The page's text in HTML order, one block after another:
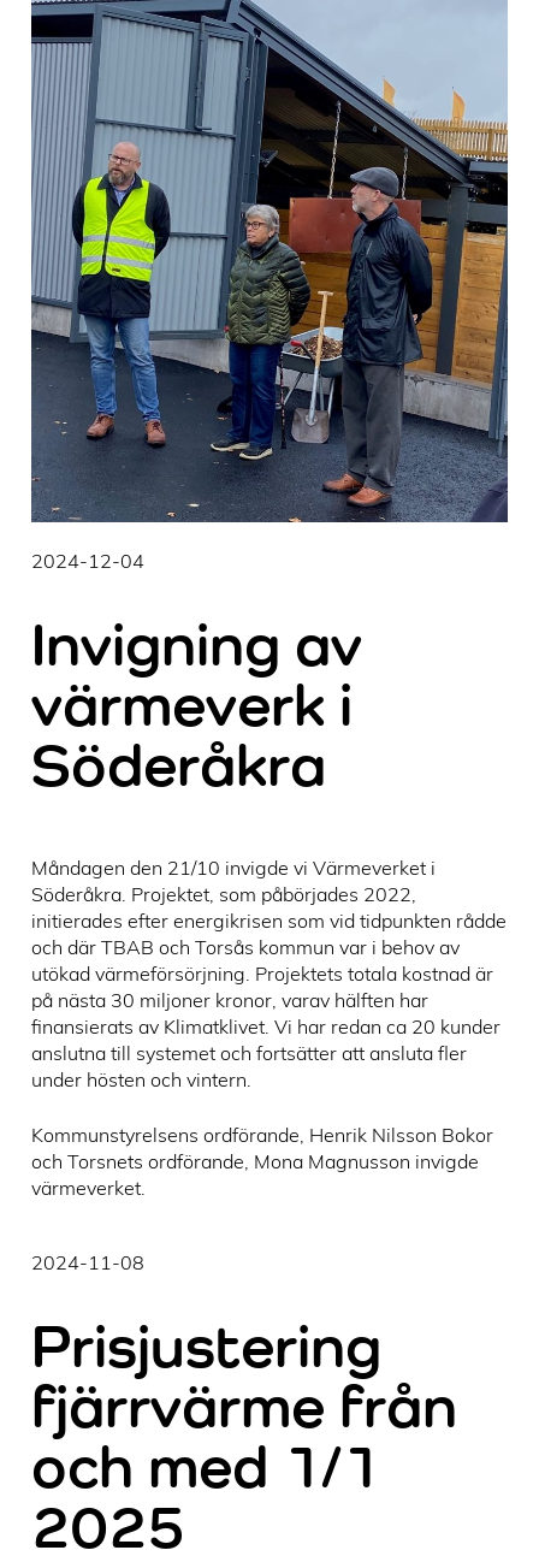
2024-12-04
Invigning av
värmeverk i
Söderåkra
Måndagen den 21/10 invigde vi Värmeverket i
Söderåkra. Projektet, som påbörjades 2022,
initierades efter energikrisen som vid tidpunkten rådde
och där TBAB och Torsås kommun var i behov av
utökad värmeförsörjning. Projektets totala kostnad är
på nästa 30 miljoner kronor, varav hälften har
finansierats av Klimatklivet. Vi har redan ca 20 kunder
anslutna till systemet och fortsätter att ansluta fler
under hösten och vintern.
Kommunstyrelsens ordförande, Henrik Nilsson Bokor
och Torsnets ordförande, Mona Magnusson invigde
värmeverket.
2024-11-08
Prisjustering
fjärrvärme från
och med 1/1
2025